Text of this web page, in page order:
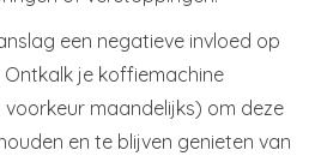
een negatieve invloed op
je koffiemachine
maandelijks) om deze
en te blijven genieten van